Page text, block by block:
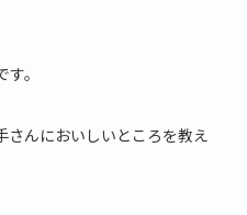
。
さんにおいしいところを教え